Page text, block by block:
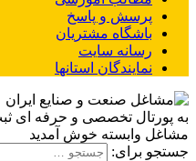
پرسش و پاسخ
باشگاه مشتریان
رسانه سایت
نمایندگان استانها
به پورتال تخصصی و حرفه ای
مشاغل وابسته خوش آمدید
جستجو برای: